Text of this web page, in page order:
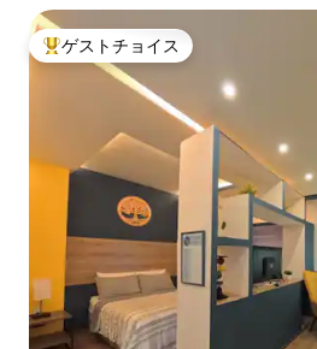
大好評のゲストチョイスです。
ゲストチョイス